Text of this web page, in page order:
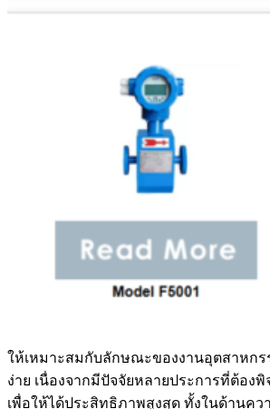
ให้เหมาะสมกับลักษณะของงานอุตสาหกร
ง่าย เนื่องจากมีปัจจัยหลายประการที่ต้อง
เพื่อให้ได้ประสิทธิภาพสูงสุด ทั้งในด้านคว